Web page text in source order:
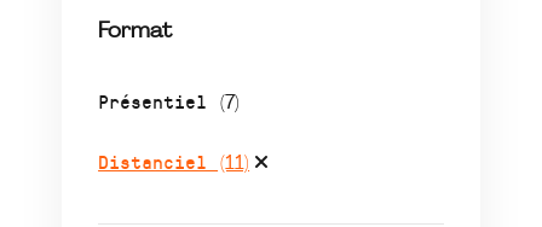
Format
Présentiel (7)
Distanciel (11)